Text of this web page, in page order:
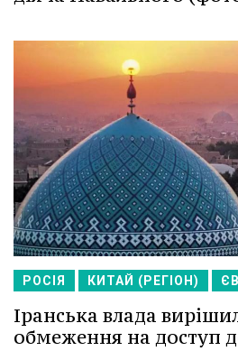
РОСІЯ КИТАЙ (РЕГІОН)
Іранська влада
обмеження на доступ